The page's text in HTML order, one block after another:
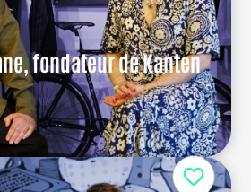
fondateur de Kanten